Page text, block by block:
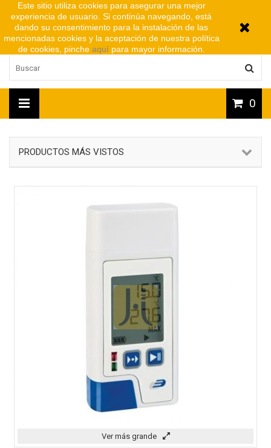
0
PRODUCTOS MÁS VISTOS
Ver más grande
Este sitio utiliza cookies para asegurar una mejor
experiencia de usuario. Si continúa navegando, está
dando su consentimiento para la instalación de las
mencionadas cookies y la aceptación de nuestra política
de cookies, pinche aquípara mayor información.